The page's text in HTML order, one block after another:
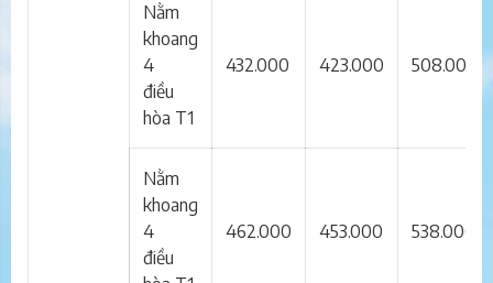
Nằm
khoang
4
điều
hòa T1
432.000 423.000 508.000
Nằm
khoang
4
điều
462.000 453.000 538.000